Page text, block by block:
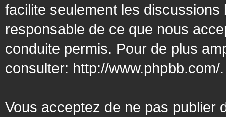
facilite seulement les
responsable de ce que nous
conduite permis. Pour de plus
consulter: http://www.phpbb.com/.
Vous acceptez de ne pas publier